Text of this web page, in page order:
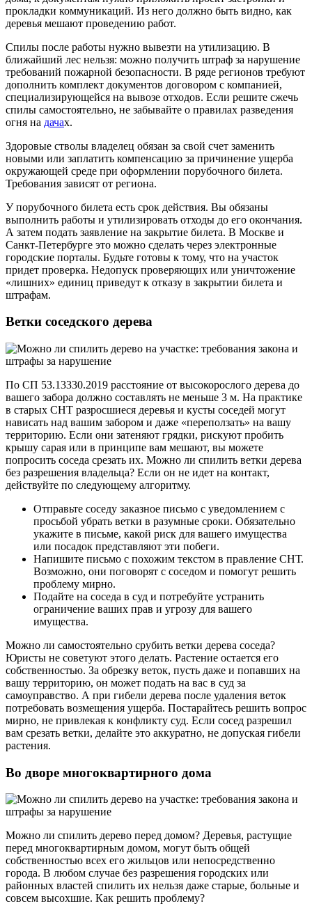
прокладки коммуникаций. Из него должно быть видно, как
деревья мешают проведению работ.
Спилы после работы нужно вывезти на утилизацию. В
ближайший лес нельзя: можно получить штраф за нарушение
требований пожарной безопасности. В ряде регионов требуют
дополнить комплект документов договором с компанией,
специализирующейся на вывозе отходов. Если решите сжечь
спилы самостоятельно, не забывайте о правилах разведения
огня на дачах.
Здоровые стволы владелец обязан за свой счет заменить
новыми или заплатить компенсацию за причинение ущерба
окружающей среде при оформлении порубочного билета.
Требования зависят от региона.
У порубочного билета есть срок действия. Вы обязаны
выполнить работы и утилизировать отходы до его окончания.
А затем подать заявление на закрытие билета. В Москве и
Санкт-Петербурге это можно сделать через электронные
городские порталы. Будьте готовы к тому, что на участок
придет проверка. Недопуск проверяющих или уничтожение
«лишних» единиц приведут к отказу в закрытии билета и
штрафам.
Ветки соседского дерева
По СП 53.13330.2019 расстояние от высокорослого дерева до
вашего забора должно составлять не меньше 3 м. На практике
в старых СНТ разросшиеся деревья и кусты соседей могут
нависать над вашим забором и даже «переползать» на вашу
территорию. Если они затеняют грядки, рискуют пробить
крышу сарая или в принципе вам мешают, вы можете
попросить соседа срезать их. Можно ли спилить ветки дерева
без разрешения владельца? Если он не идет на контакт,
действуйте по следующему алгоритму.
Отправьте соседу заказное письмо с уведомлением с
просьбой убрать ветки в разумные сроки. Обязательно
укажите в письме, какой риск для вашего имущества
или посадок представляют эти побеги.
Напишите письмо с похожим текстом в правление СНТ.
Возможно, они поговорят с соседом и помогут решить
проблему мирно.
Подайте на соседа в суд и потребуйте устранить
ограничение ваших прав и угрозу для вашего
имущества.
Можно ли самостоятельно срубить ветки дерева соседа?
Юристы не советуют этого делать. Растение остается его
собственностью. За обрезку веток, пусть даже и попавших на
вашу территорию, он может подать на вас в суд за
самоуправство. А при гибели дерева после удаления веток
потребовать возмещения ущерба. Постарайтесь решить вопрос
мирно, не привлекая к конфликту суд. Если сосед разрешил
вам срезать ветки, делайте это аккуратно, не допуская гибели
растения.
Во дворе многоквартирного дома
Можно ли спилить дерево перед домом? Деревья, растущие
перед многоквартирным домом, могут быть общей
собственностью всех его жильцов или непосредственно
города. В любом случае без разрешения городских или
районных властей спилить их нельзя даже старые, больные и
совсем высохшие. Как решить проблему?